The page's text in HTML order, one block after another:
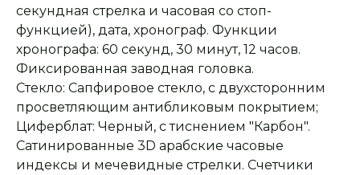
секундная стрелка и часовая со стоп-
функцией), дата, хронограф. Функции
хронографа: 60 секунд, 30 минут, 12 часов.
Фиксированная заводная головка.
Стекло: Сапфировое стекло, с двухсторонним
просветляющим антибликовым покрытием;
Циферблат: Черный, с тиснением "Карбон".
Сатинированные 3D арабские часовые
индексы и мечевидные стрелки. Счетчики